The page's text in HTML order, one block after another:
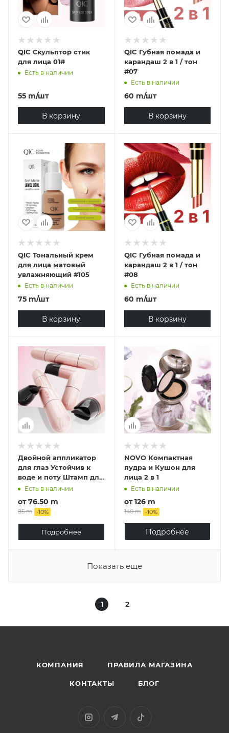
QIC Скульптор стик
для лица 01#
Есть в наличии
55 m/шт
В корзину
QIC Губная помада и
карандаш 2 в 1 / тон
#07
Есть в наличии
60 m/шт
В корзину
QIC Тональный крем
для лица матовый
увлажняющий #105
Есть в наличии
75 m/шт
В корзину
QIC Губная помада и
карандаш 2 в 1 / тон
#08
Есть в наличии
60 m/шт
В корзину
Двойной аппликатор
для глаз Устойчив к
воде и поту Штамп для
идеальных стрелок
Есть в наличии
от76.50 m
85 m -10%
Подробнее
NOVO Компактная
пудра и Кушон для
лица 2 в 1
Есть в наличии
от126 m
140 m -10%
Подробнее
Показать еще
1 2
КОМПАНИЯ ПРАВИЛА МАГАЗИНА
КОНТАКТЫ БЛОГ